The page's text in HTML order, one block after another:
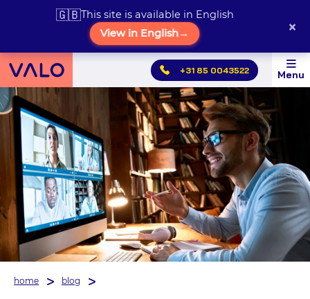
Hoofdmenu
overslaan
+31 85 0043522 Menu
home blog
🇬🇧This site is available in English
View in English→ ×